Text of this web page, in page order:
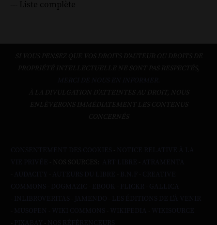
--- Liste complète